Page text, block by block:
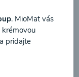
. MioMat vás
pridajte